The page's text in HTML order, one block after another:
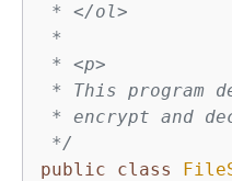
* </ol>
*
* <p>
* This program
* encrypt and
*/
public
class